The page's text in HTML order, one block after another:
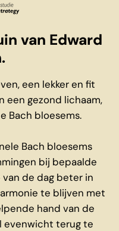
van Edward
een lekker en fit
een gezond lichaam,
Bach bloesems.
Bach bloesems
bij bepaalde
de dag beter in
te blijven met
hand van de
evenwicht terug te